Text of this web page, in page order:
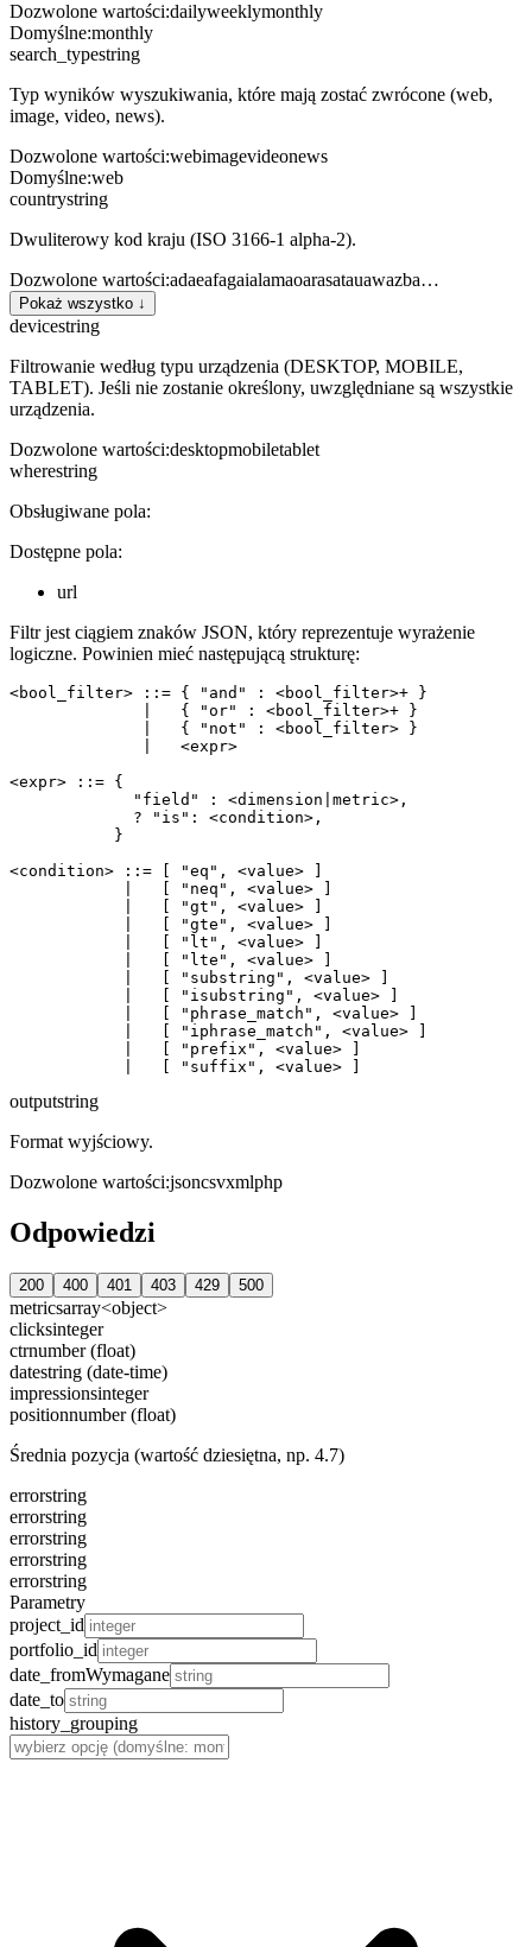
Dozwolone wartości:dailyweeklymonthly
Domyślne:monthly
search_typestring
Typ wyników wyszukiwania, które mają zostać zwrócone (web,
image, video, news).
Dozwolone wartości:webimagevideonews
Domyślne:web
countrystring
Dwuliterowy kod kraju (ISO 3166-1 alpha-2).
Dozwolone wartości:adaeafagaialamaoarasatauawazba…
Pokaż wszystko ↓
devicestring
Filtrowanie według typu urządzenia (DESKTOP, MOBILE,
TABLET). Jeśli nie zostanie określony, uwzględniane są wszystkie
urządzenia.
Dozwolone wartości:desktopmobiletablet
wherestring
Obsługiwane pola:
Dostępne pola:
url
Filtr jest ciągiem znaków JSON, który reprezentuje wyrażenie
logiczne. Powinien mieć następującą strukturę:
<bool_filter> ::= { "and" : <bool_filter>+ }
              |   { "or" : <bool_filter>+ }
              |   { "not" : <bool_filter> }
              |   <expr>
<expr> ::= {
             "field" : <dimension|metric>,
             ? "is": <condition>,
           }
<condition> ::= [ "eq", <value> ]
            |   [ "neq", <value> ]
            |   [ "gt", <value> ]
            |   [ "gte", <value> ]
            |   [ "lt", <value> ]
            |   [ "lte", <value> ]
            |   [ "substring", <value> ]
            |   [ "isubstring", <value> ]
            |   [ "phrase_match", <value> ]
            |   [ "iphrase_match", <value> ]
            |   [ "prefix", <value> ]
outputstring
Format wyjściowy.
Dozwolone wartości:jsoncsvxmlphp
Odpowiedzi
200 400 401 403 429 500
metricsarray<object>
clicksinteger
ctrnumber (float)
datestring (date-time)
impressionsinteger
positionnumber (float)
Średnia pozycja (wartość dziesiętna, np. 4.7)
errorstring
errorstring
errorstring
errorstring
errorstring
Parametry
project_id
portfolio_id
date_fromWymagane
date_to
history_grouping